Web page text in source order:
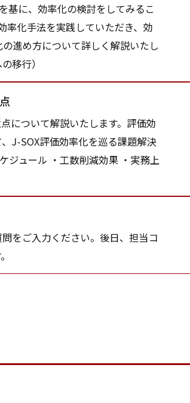
基に、効率化の検討をしてみるこ
率化手法を実践していただき、効
進め方について詳しく解説いたし
移行）
について解説いたします。評価効
J-SOX評価効率化を巡る課題解決
ジュール ・工数削減効果 ・実務上
をご入力ください。後日、担当コ